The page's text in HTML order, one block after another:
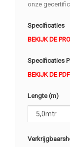
onze
Specificaties
BEKIJK DE
Specificaties
BEKIJK DE PDF
Lengte (m)